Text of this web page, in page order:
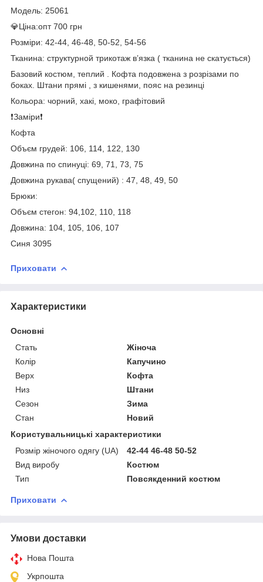
Модель: 25061
💎Ціна:опт 700 грн
Розміри: 42-44, 46-48, 50-52, 54-56
Тканина: структурной трикотаж вʼязка ( тканина не скатується)
Базовий костюм, теплий . Кофта подовжена з розрізами по
боках. Штани прямі , з кишенями, пояс на резинці
Кольора: чорний, хакі, моко, графітовий
❗️Заміри❗️
Кофта
Объєм грудей: 106, 114, 122, 130
Довжина по спинуці: 69, 71, 73, 75
Довжина рукава( спущений) : 47, 48, 49, 50
Брюки:
Объєм стегон: 94,102, 110, 118
Довжина: 104, 105, 106, 107
Синя 3095
Приховати
Характеристики
Основні
Стать
Жіноча
Колір
Капучино
Верх
Кофта
Низ
Штани
Сезон
Зима
Стан
Новий
Користувальницькі характеристики
Розмір жіночого одягу (UA)
42-44 46-48 50-52
Вид виробу
Костюм
Тип
Повсякденний костюм
Приховати
Умови доставки
Нова Пошта
Укрпошта